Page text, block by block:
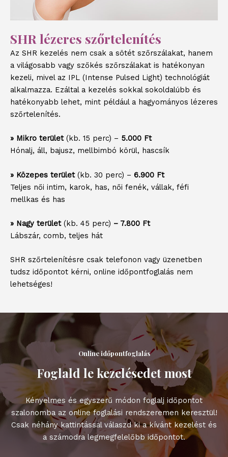
SHR lézeres szőrtelenítés
Az SHR kezelés nem csak a sötét szőrszálakat, hanem
a világosabb vagy szőkés szőrszálakat is hatékonyan
kezeli, mivel az IPL (Intense Pulsed Light) technológiát
alkalmazza. Ezáltal a kezelés sokkal sokoldalúbb és
hatékonyabb lehet, mint például a hagyományos lézeres
szőrtelenítés.
» Mikro terület (kb. 15 perc) – 5.000 Ft
Hónalj, áll, bajusz, mellbimbó körül, hascsík
» Közepes terület (kb. 30 perc) – 6.900 Ft
Teljes női intim, karok, has, női fenék, vállak, féfi
mellkas és has
» Nagy terület (kb. 45 perc) – 7.800 Ft
Lábszár, comb, teljes hát
SHR szőrtelenítésre csak telefonon vagy üzenetben
tudsz időpontot kérni, online időpontfoglalás nem
lehetséges!
Online időpontfoglalás
Foglald le kezelésedet most
Kényelmes és egyszerű módon foglalj időpontot
szalonomba az online foglalási rendszeremen keresztül!
Csak néhány kattintással válaszd ki a kívánt kezelést és
a számodra legmegfelelőbb időpontot.